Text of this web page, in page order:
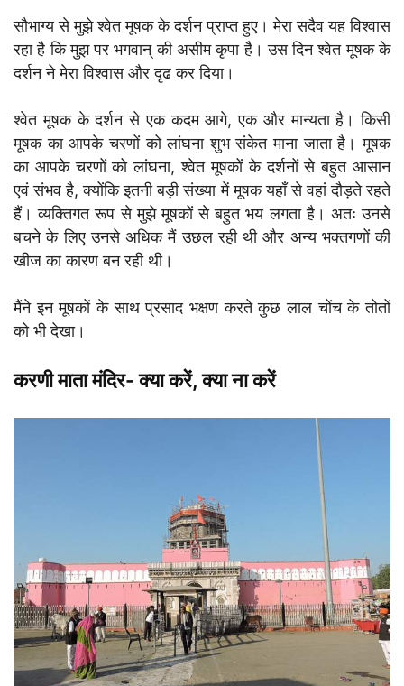
सौभाग्य से मुझे श्वेत मूषक के दर्शन प्राप्त हुए। मेरा सदैव यह विश्वास
रहा है कि मुझ पर भगवान् की असीम कृपा है। उस दिन श्वेत मूषक के
दर्शन ने मेरा विश्वास और दृढ कर दिया।
श्वेत मूषक के दर्शन से एक कदम आगे, एक और मान्यता है। किसी
मूषक का आपके चरणों को लांघना शुभ संकेत माना जाता है। मूषक
का आपके चरणों को लांघना, श्वेत मूषकों के दर्शनों से बहुत आसान
एवं संभव है, क्योंकि इतनी बड़ी संख्या में मूषक यहाँ से वहां दौड़ते रहते
हैं। व्यक्तिगत रूप से मुझे मूषकों से बहुत भय लगता है। अतः उनसे
बचने के लिए उनसे अधिक मैं उछल रही थी और अन्य भक्तगणों की
खीज का कारण बन रही थी।
मैंने इन मूषकों के साथ प्रसाद भक्षण करते कुछ लाल चोंच के तोतों
को भी देखा।
करणी माता मंदिर- क्या करें, क्या ना करें